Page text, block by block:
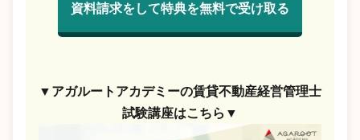
資料請求をして特典を無料で受け取る
▼アガルートアカデミーの賃貸不動産経営管理士
試験講座はこちら▼